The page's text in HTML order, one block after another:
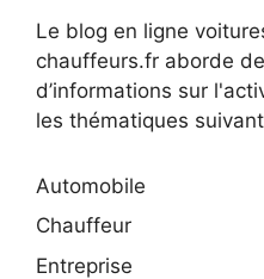
Le blog en ligne
chauffeurs.fr aborde
d’informations sur
les thématiques
Automobile
Chauffeur
Entreprise